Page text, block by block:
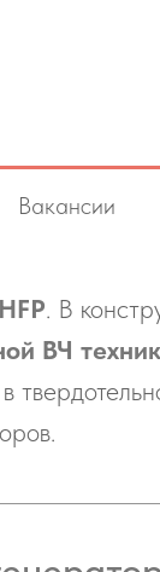
Вакансии
HFP. В
ВЧ